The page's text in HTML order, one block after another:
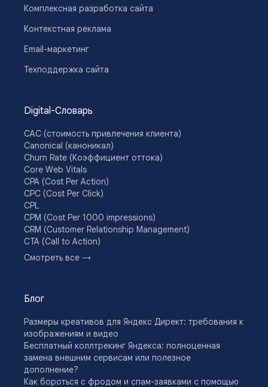
Комплексная разработка сайта
Контекстная реклама
Email-маркетинг
Техподдержка сайта
Digital-Словарь
CAC (стоимость привлечения клиента)
Canonical (каноникал)
Churn Rate (Коэффициент оттока)
Core Web Vitals
CPA (Cost Per Action)
CPC (Cost Per Click)
CPL
CPM (Cost Per 1000 impressions)
CRM (Customer Relationship Management)
CTA (Call to Action)
CTR (Click Through Rate)
Drip-кампании
E-E-A-T
Engagement Rate
KPI
Lead Nurturing
Look-alike (LAL) аудитория
LTV (Lifetime Value)
Смотреть все →
Блог
Размеры креативов для Яндекс Директ: требования к
изображениям и видео
Бесплатный коллтрекинг Яндекса: полноценная
замена внешним сервисам или полезное
дополнение?
Как бороться с фродом и спам-заявками с помощью